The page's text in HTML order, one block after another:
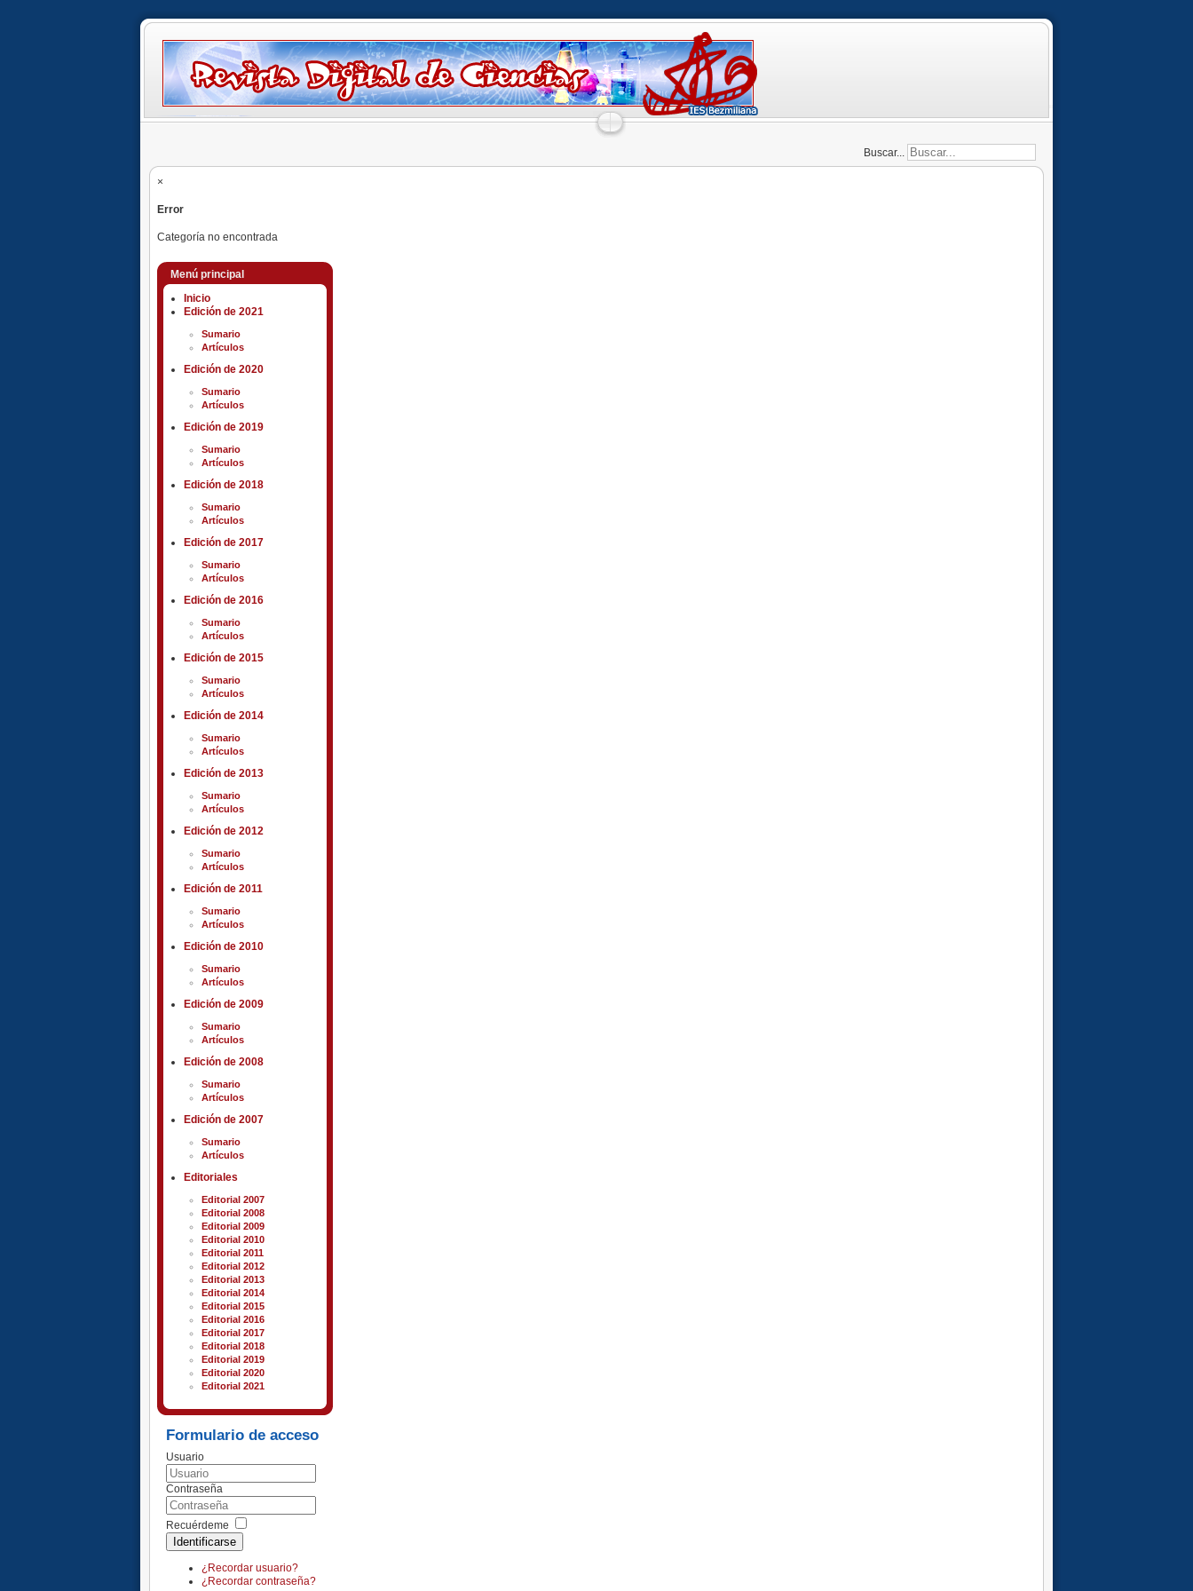
Buscar...
×
Error
Categoría no encontrada
Menú principal
Inicio
Edición de 2021
Sumario
Artículos
Edición de 2020
Sumario
Artículos
Edición de 2019
Sumario
Artículos
Edición de 2018
Sumario
Artículos
Edición de 2017
Sumario
Artículos
Edición de 2016
Sumario
Artículos
Edición de 2015
Sumario
Artículos
Edición de 2014
Sumario
Artículos
Edición de 2013
Sumario
Artículos
Edición de 2012
Sumario
Artículos
Edición de 2011
Sumario
Artículos
Edición de 2010
Sumario
Artículos
Edición de 2009
Sumario
Artículos
Edición de 2008
Sumario
Artículos
Edición de 2007
Sumario
Artículos
Editoriales
Editorial 2007
Editorial 2008
Editorial 2009
Editorial 2010
Editorial 2011
Editorial 2012
Editorial 2013
Editorial 2014
Editorial 2015
Editorial 2016
Editorial 2017
Editorial 2018
Editorial 2019
Editorial 2020
Editorial 2021
Formulario de acceso
Usuario
Contraseña
Recuérdeme
Identificarse
¿Recordar usuario?
¿Recordar contraseña?